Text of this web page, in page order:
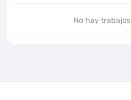
No hay trabajos